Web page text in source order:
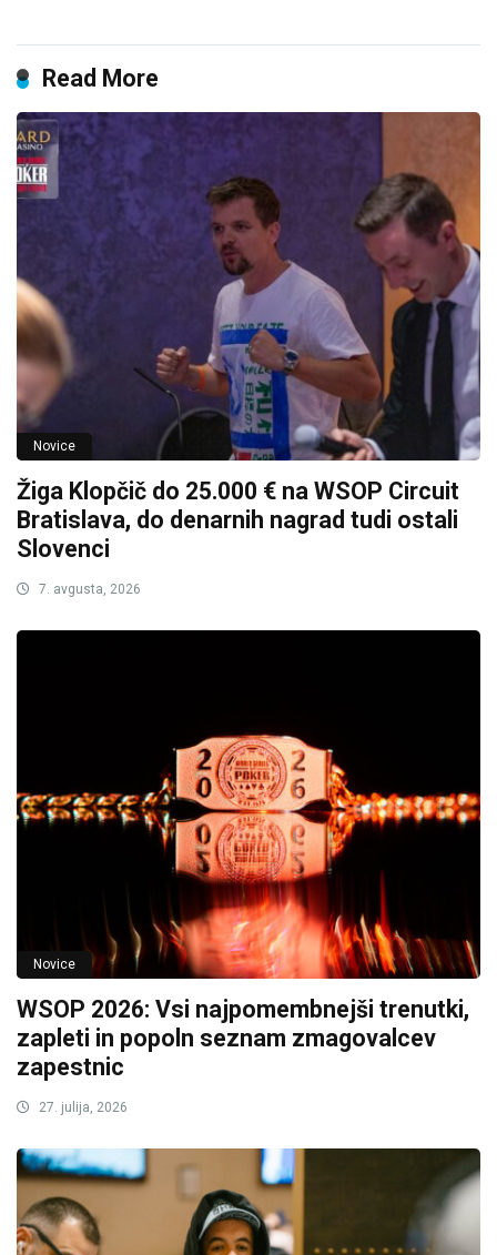
Read More
Novice
Žiga Klopčič do 25.000 € na WSOP Circuit
Bratislava, do denarnih nagrad tudi ostali
Slovenci
7. avgusta, 2026
Novice
WSOP 2026: Vsi najpomembnejši trenutki,
zapleti in popoln seznam zmagovalcev
zapestnic
27. julija, 2026